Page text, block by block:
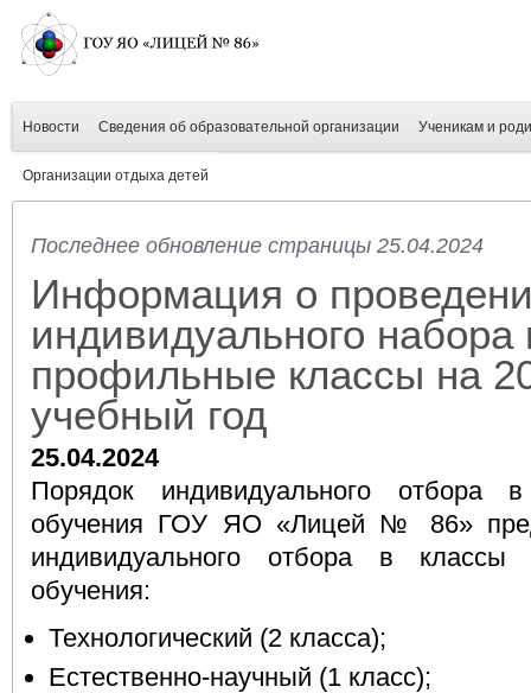
Новости Сведения об образовательной организации Ученикам и
Организации отдыха детей
Последнее обновление страницы 25.04.2024
Информация о
индивидуального набора
профильные классы на
учебный год
25.04.2024
Порядок индивидуального отбора
обучения ГОУ ЯО «Лицей № 86»
индивидуального отбора в
обучения:
Технологический (2 класса);
Естественно-научный (1 класс);